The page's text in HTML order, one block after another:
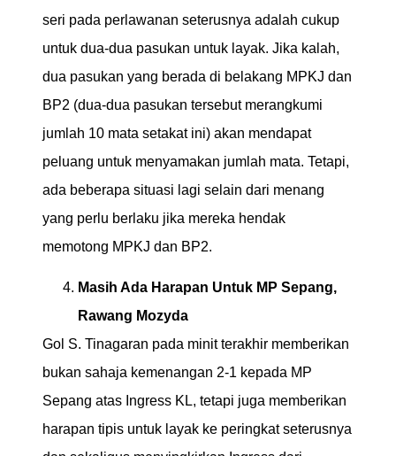
seri pada perlawanan seterusnya adalah cukup
untuk dua-dua pasukan untuk layak. Jika kalah,
dua pasukan yang berada di belakang MPKJ dan
BP2 (dua-dua pasukan tersebut merangkumi
jumlah 10 mata setakat ini) akan mendapat
peluang untuk menyamakan jumlah mata. Tetapi,
ada beberapa situasi lagi selain dari menang
yang perlu berlaku jika mereka hendak
memotong MPKJ dan BP2.
Masih Ada Harapan Untuk MP Sepang,
Rawang Mozyda
Gol S. Tinagaran pada minit terakhir memberikan
bukan sahaja kemenangan 2-1 kepada MP
Sepang atas Ingress KL, tetapi juga memberikan
harapan tipis untuk layak ke peringkat seterusnya